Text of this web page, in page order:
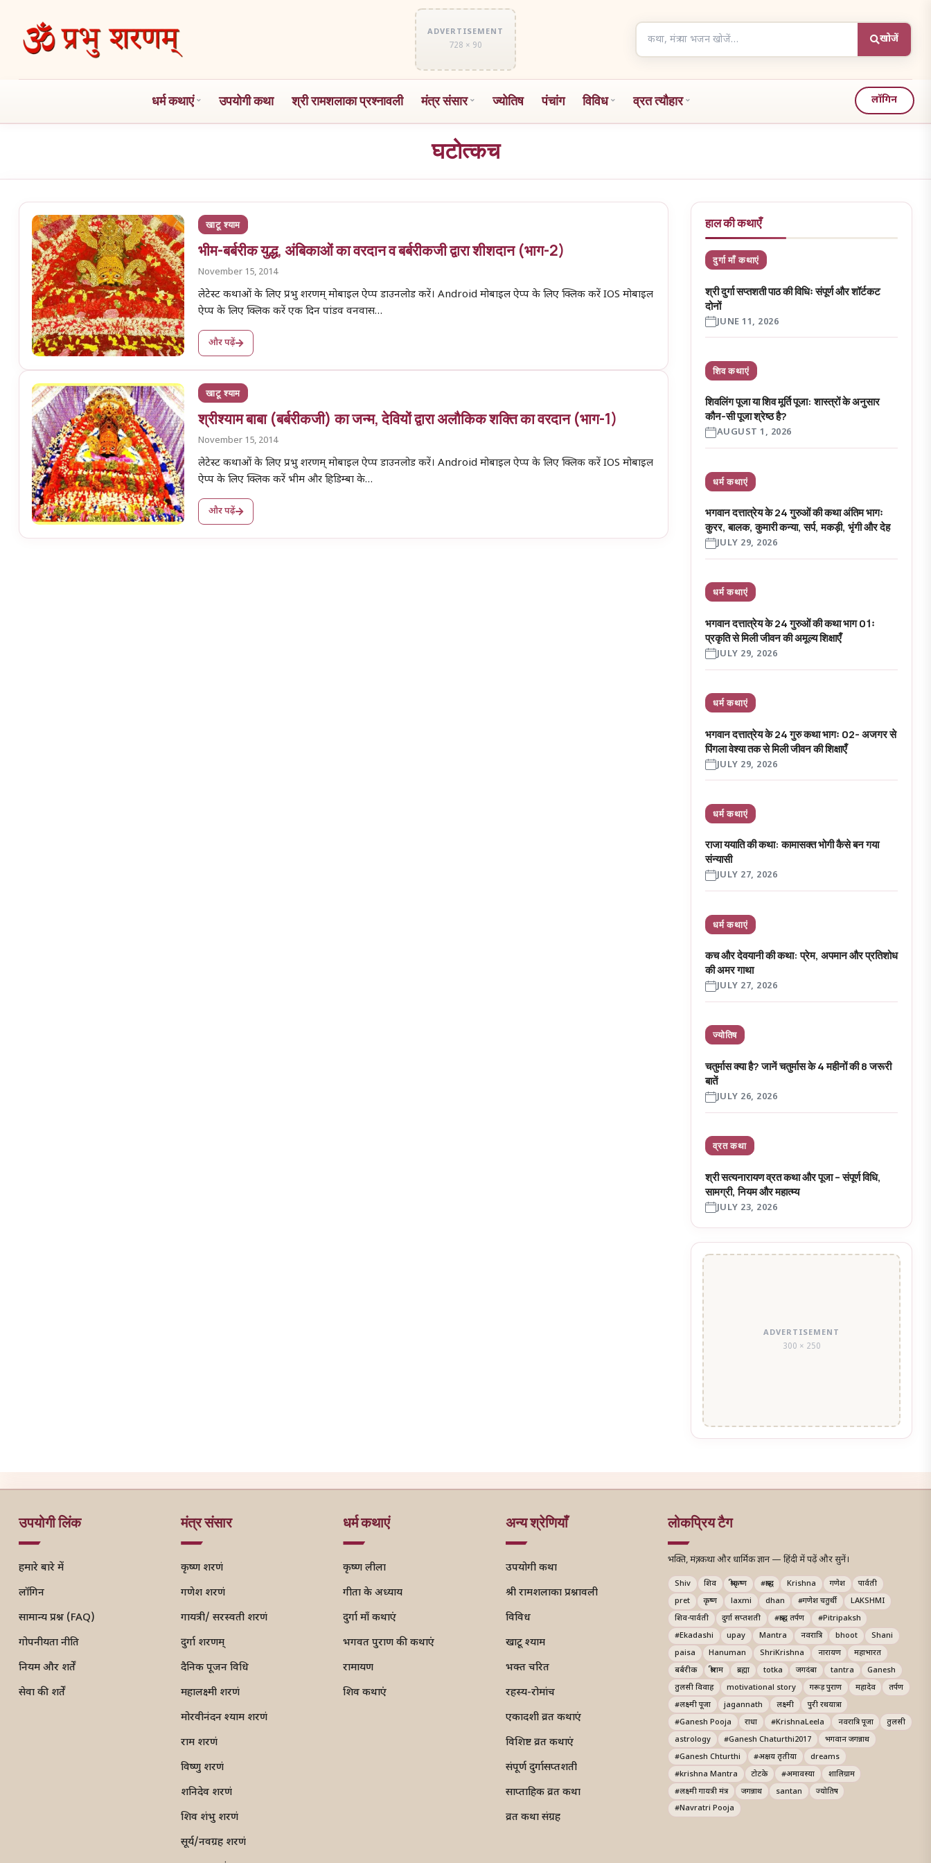
ADVERTISEMENT
728 × 90
articles
खोजें
धर्म कथाएं उपयोगी कथा श्री रामशलाका प्रश्नावली मंत्र संसार ज्योतिष पंचांग विविध व्रत त्यौहार लॉगिन
घटोत्कच
खाटू श्याम
भीम-बर्बरीक युद्ध, अंबिकाओं का वरदान व बर्बरीकजी द्वारा शीशदान (भाग-2)
November 15, 2014
लेटेस्ट कथाओं के लिए प्रभु शरणम् मोबाइल ऐप्प डाउनलोड करें। Android मोबाइल ऐप्प के लिए क्लिक करें IOS मोबाइल
ऐप्प के लिए क्लिक करें एक दिन पांडव वनवास…
और पढ़ें
खाटू श्याम
श्रीश्याम बाबा (बर्बरीकजी) का जन्म, देवियों द्वारा अलौकिक शक्ति का वरदान (भाग-1)
November 15, 2014
लेटेस्ट कथाओं के लिए प्रभु शरणम् मोबाइल ऐप्प डाउनलोड करें। Android मोबाइल ऐप्प के लिए क्लिक करें IOS मोबाइल
ऐप्प के लिए क्लिक करें भीम और हिडिम्बा के…
और पढ़ें
हाल की कथाएँ
दुर्गा माँ कथाएं
श्री दुर्गा सप्तशती पाठ की विधिः संपूर्ण और शॉर्टकट
दोनों
JUNE 11, 2026
शिव कथाएं
शिवलिंग पूजा या शिव मूर्ति पूजा: शास्त्रों के अनुसार
कौन-सी पूजा श्रेष्ठ है?
AUGUST 1, 2026
धर्म कथाएं
भगवान दत्तात्रेय के 24 गुरुओं की कथा अंतिम भागः
कुरर, बालक, कुमारी कन्या, सर्प, मकड़ी, भृंगी और देह
JULY 29, 2026
धर्म कथाएं
भगवान दत्तात्रेय के 24 गुरुओं की कथा भाग 01ः
प्रकृति से मिली जीवन की अमूल्य शिक्षाएँ
JULY 29, 2026
धर्म कथाएं
भगवान दत्तात्रेय के 24 गुरु कथा भागः 02- अजगर से
पिंगला वेश्या तक से मिली जीवन की शिक्षाएँ
JULY 29, 2026
धर्म कथाएं
राजा ययाति की कथा: कामासक्त भोगी कैसे बन गया
संन्यासी
JULY 27, 2026
धर्म कथाएं
कच और देवयानी की कथा: प्रेम, अपमान और प्रतिशोध
की अमर गाथा
JULY 27, 2026
ज्योतिष
चतुर्मास क्या है? जानें चतुर्मास के 4 महीनों की 8 जरूरी
बातें
JULY 26, 2026
व्रत कथा
श्री सत्यनारायण व्रत कथा और पूजा – संपूर्ण विधि,
सामग्री, नियम और महात्म्य
JULY 23, 2026
ADVERTISEMENT
300 × 250
उपयोगी लिंक
हमारे बारे में
लॉगिन
सामान्य प्रश्न (FAQ)
गोपनीयता नीति
नियम और शर्तें
सेवा की शर्तें
मंत्र संसार
कृष्ण शरणं
गणेश शरणं
गायत्री/ सरस्वती शरणं
दुर्गा शरणम्
दैनिक पूजन विधि
महालक्ष्मी शरणं
मोरवीनंदन श्याम शरणं
राम शरणं
विष्णु शरणं
शनिदेव शरणं
शिव शंभु शरणं
सूर्य/नवग्रह शरणं
धर्म कथाएं
कृष्ण लीला
गीता के अध्याय
दुर्गा माँ कथाएं
भगवत पुराण की कथाएं
रामायण
शिव कथाएं
अन्य श्रेणियाँ
उपयोगी कथा
श्री रामशलाका प्रश्नावली
विविध
खाटू श्याम
भक्त चरित
रहस्य-रोमांच
एकादशी व्रत कथाएं
विशिष्ट व्रत कथाएं
संपूर्ण दुर्गासप्तशती
साप्ताहिक व्रत कथा
व्रत कथा संग्रह
लोकप्रिय टैग
भक्ति, मंत्र, कथा और धार्मिक ज्ञान — हिंदी में पढ़ें और सुनें।
Shiv शिव श्रीकृष्ण #श्राद्ध Krishna गणेश
पार्वती
pret
कृष्ण laxmi dhan #गणेश चतुर्थी
LAKSHMI
शिव-पार्वती
दुर्गा सप्तशती #श्राद्ध तर्पण
#Pitripaksh
#Ekadashi
upay Mantra नवरात्रि bhoot
Shani
paisa
Hanuman ShriKrishna नारायण
महाभारत
बर्बरीक
श्रीराम ब्रह्मा totka जगदंबा tantra
Ganesh
तुलसी विवाह
motivational story गरूड़ पुराण महादेव
तर्पण
#लक्ष्मी पूजा
jagannath लक्ष्मी
पुरी रथयात्रा
#Ganesh Pooja
राधा #KrishnaLeela नवरात्रि पूजा
तुलसी
astrology
#Ganesh Chaturthi2017
भगवान जगन्नाथ
#Ganesh Chturthi
#अक्षय तृतीया
dreams
#krishna Mantra
टोटके #अमावस्या
शालिग्राम
#लक्ष्मी गायत्री मंत्र
जगन्नाथ santan
ज्योतिष
#Navratri Pooja